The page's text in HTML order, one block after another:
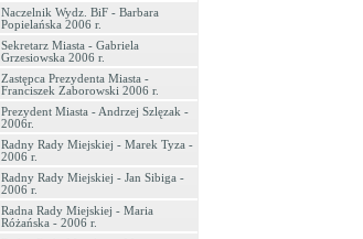
Naczelnik Wydz. BiF - Barbara
Popielańska 2006 r.
Sekretarz Miasta - Gabriela
Grzesiowska 2006 r.
Zastępca Prezydenta Miasta -
Franciszek Zaborowski 2006 r.
Prezydent Miasta - Andrzej Szlęzak -
2006r.
Radny Rady Miejskiej - Marek Tyza -
2006 r.
Radny Rady Miejskiej - Jan Sibiga -
2006 r.
Radna Rady Miejskiej - Maria
Różańska - 2006 r.